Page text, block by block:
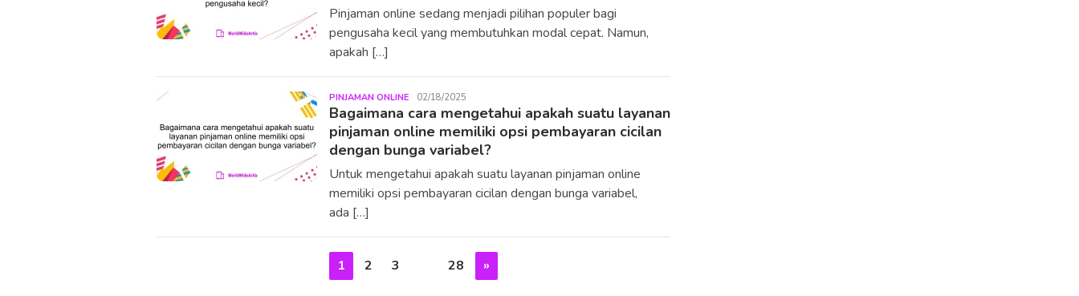
Pinjaman online sedang menjadi pilihan populer bagi
pengusaha kecil yang membutuhkan modal cepat. Namun,
apakah […]
PINJAMAN ONLINE LiuYunlong
02/18/2025
Bagaimana cara mengetahui apakah suatu layanan
pinjaman online memiliki opsi pembayaran cicilan
dengan bunga variabel?
Untuk mengetahui apakah suatu layanan pinjaman online
memiliki opsi pembayaran cicilan dengan bunga variabel,
ada […]
1 2 3 28 »